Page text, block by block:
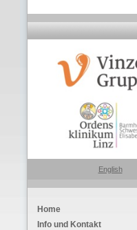
English
Home
Info und Kontakt